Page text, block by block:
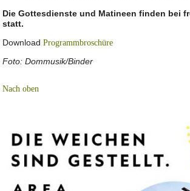
Die Gottesdienste und Matineen finden bei
statt.
DownloadProgrammbroschüre
Foto: Dommusik/Binder
Nach oben